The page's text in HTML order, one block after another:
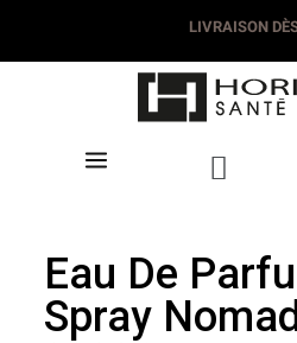
LIVRAISON
Eau De
Spray